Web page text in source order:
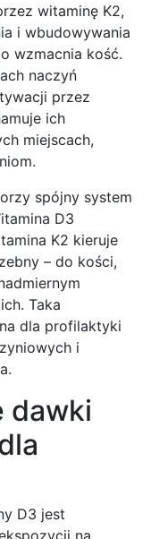
witaminę K2,
i wbudowywania
wzmacnia kość.
naczyń
przez
ich
miejscach,
spójny system
D3
K2 kieruje
– do kości,
Taka
dla profilaktyki
i
dawki
D3 jest
na